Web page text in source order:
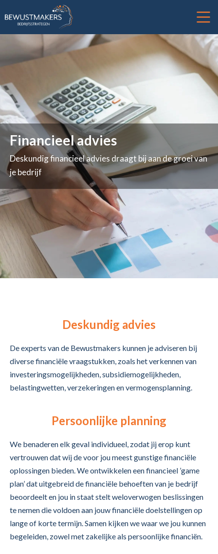
Financieel advies
Deskundig financieel advies draagt bij aan de groei van
je bedrijf
Deskundig advies
De experts van de Bewustmakers kunnen je adviseren bij
diverse financiële vraagstukken, zoals het verkennen van
investeringsmogelijkheden, subsidiemogelijkheden,
belastingwetten, verzekeringen en vermogensplanning.
Persoonlijke planning
We benaderen elk geval individueel, zodat jij erop kunt
vertrouwen dat wij de voor jou meest gunstige financiële
oplossingen bieden. We ontwikkelen een financieel ’game
plan’ dat uitgebreid de financiële behoeften van je bedrijf
beoordeelt en jou in staat stelt weloverwogen beslissingen
te nemen die voldoen aan jouw financiële doelstellingen op
lange of korte termijn. Samen kijken we waar we jou kunnen
begeleiden, zowel met zakelijke als persoonlijke financiën.